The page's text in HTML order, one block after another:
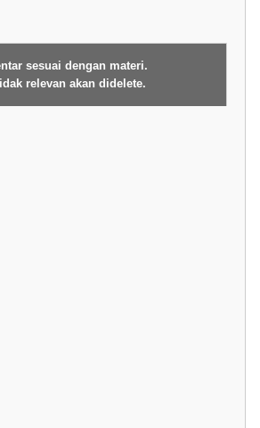
sesuai dengan materi.
relevan akan didelete.